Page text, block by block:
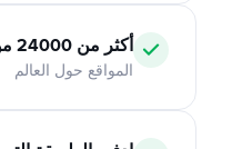
أكثر من 24000 موقع استلام 24000
المواقع حول العالم